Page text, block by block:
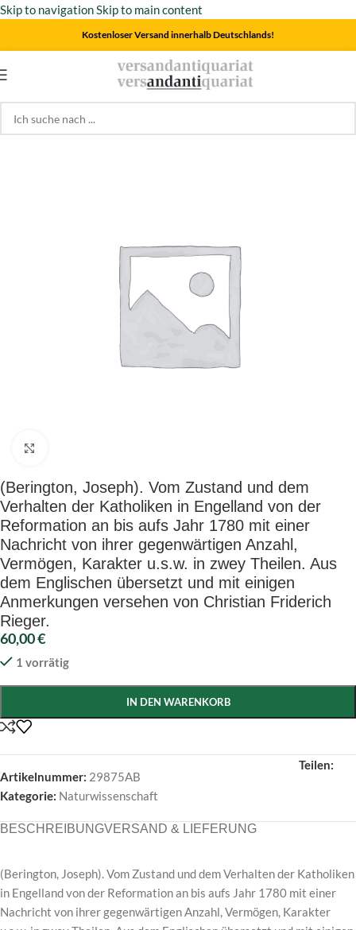
Skip to navigationSkip to main content
Kostenloser Versand innerhalb Deutschlands!
Start/Naturwissenschaft
(Berington, Joseph). Vom Zustand und dem
Verhalten der Katholiken in Engelland von der
Reformation an bis aufs Jahr 1780 mit einer
Nachricht von ihrer gegenwärtigen Anzahl,
Vermögen, Karakter u.s.w. in zwey Theilen. Aus
dem Englischen übersetzt und mit einigen
Anmerkungen versehen von Christian Friderich
Rieger.
60,00€
1 vorrätig
IN DEN WARENKORB
Artikelnummer: 29875AB
Kategorie: Naturwissenschaft
Teilen:
BESCHREIBUNGVERSAND & LIEFERUNG
(Berington, Joseph). Vom Zustand und dem Verhalten der Katholiken
in Engelland von der Reformation an bis aufs Jahr 1780 mit einer
Nachricht von ihrer gegenwärtigen Anzahl, Vermögen, Karakter